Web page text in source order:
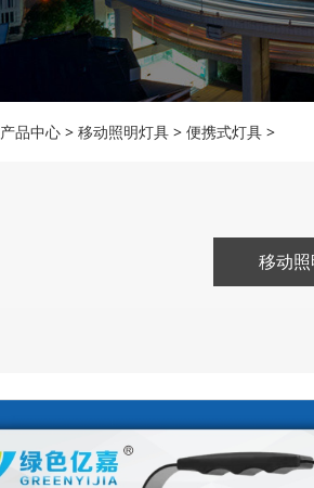
产品中心 >移动照明灯具 >便携式灯具 >
移动